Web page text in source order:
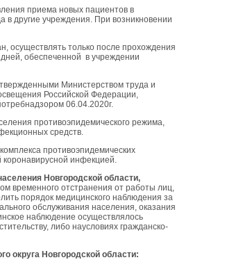
приема новых пациентов в
в другие учреждения. При возникновении
осуществлять только после прохождения
обеспеченной в учреждении
Министерством труда и
Российской Федерации,
06.04.2020г.
противоэпидемического режима,
средств.
противоэпидемических
инфекцией.
Новгородской области,
временного отстранения от работы лиц,
порядок медицинского наблюдения за
обслуживания населения, оказания
наблюдение осуществлялось
либо наусловиях гражданско-
округа Новгородской области: